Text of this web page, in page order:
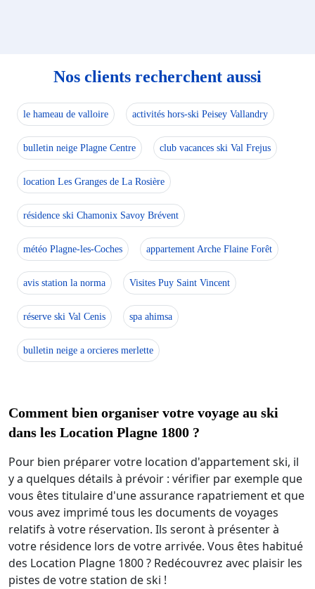
Nos clients recherchent aussi
le hameau de valloire activités hors-ski Peisey Vallandry
bulletin neige Plagne Centre club vacances ski Val Frejus
location Les Granges de La Rosière
résidence ski Chamonix Savoy Brévent
météo Plagne-les-Coches appartement Arche Flaine Forêt
avis station la norma Visites Puy Saint Vincent
réserve ski Val Cenis spa ahimsa
bulletin neige a orcieres merlette
Comment bien organiser votre voyage au ski
dans les Location Plagne 1800 ?
Pour bien préparer votre location d'appartement ski, il
y a quelques détails à prévoir : vérifier par exemple que
vous êtes titulaire d'une assurance rapatriement et que
vous avez imprimé tous les documents de voyages
relatifs à votre réservation. Ils seront à présenter à
votre résidence lors de votre arrivée. Vous êtes habitué
des Location Plagne 1800 ? Redécouvrez avec plaisir les
pistes de votre station de ski !